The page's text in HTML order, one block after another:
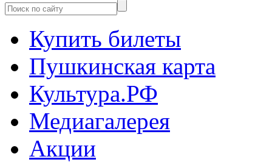
Купить билеты
Пушкинская карта
Культура.РФ
Медиагалерея
Акции